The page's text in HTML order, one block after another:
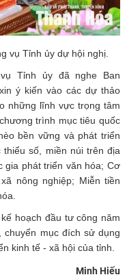
vụ Tỉnh ủy dự hội nghị.
Tỉnh ủy đã nghe Ban
ý kiến vào các dự thảo
những lĩnh vực trọng tâm
trình mục tiêu quốc
bền vững và phát triển
số, miền núi trên địa
gia phát triển văn hóa; Cơ
nông nghiệp; Miễn tiền
hoạch đầu tư công năm
mục đích sử dụng
kinh tế - xã hội của tỉnh.
Minh Hiếu